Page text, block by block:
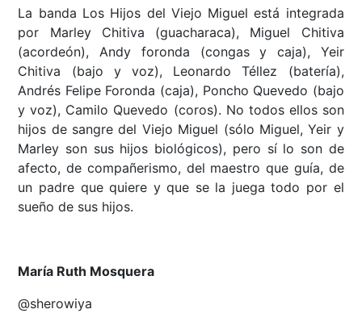
La banda Los Hijos del Viejo Miguel está integrada
por Marley Chitiva (guacharaca), Miguel Chitiva
(acordeón), Andy foronda (congas y caja), Yeir
Chitiva (bajo y voz), Leonardo Téllez (batería),
Andrés Felipe Foronda (caja), Poncho Quevedo (bajo
y voz), Camilo Quevedo (coros). No todos ellos son
hijos de sangre del Viejo Miguel (sólo Miguel, Yeir y
Marley son sus hijos biológicos), pero sí lo son de
afecto, de compañerismo, del maestro que guía, de
un padre que quiere y que se la juega todo por el
sueño de sus hijos.
María Ruth Mosquera
@sherowiya